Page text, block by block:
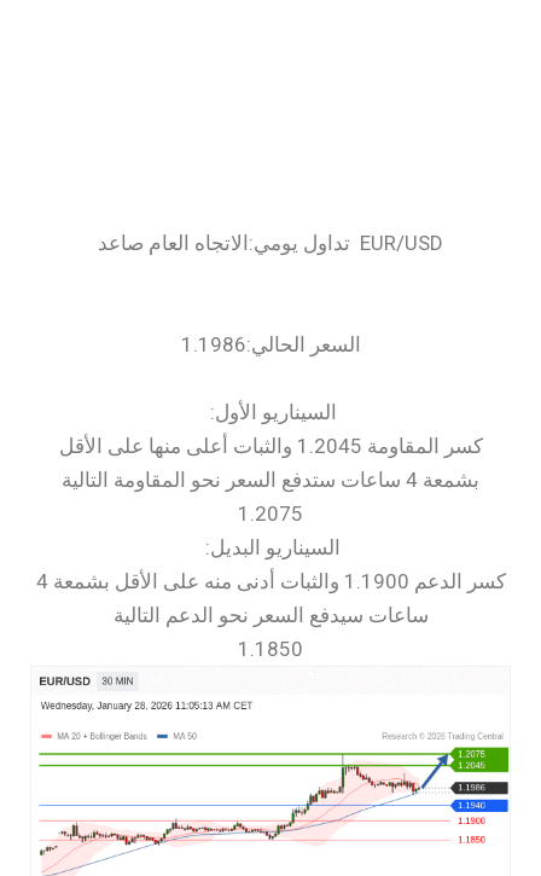
السعر الحالي:1.1986
السيناريو الأول:
كسر المقاومة 1.2045 والثبات أعلى منها على الأقل
بشمعة 4 ساعات ستدفع السعر نحو المقاومة التالية
1.2075
السيناريو البديل:
كسر الدعم 1.1900 والثبات أدنى منه على الأقل بشمعة 4
ساعات سيدفع السعر نحو الدعم التالية
1.1850